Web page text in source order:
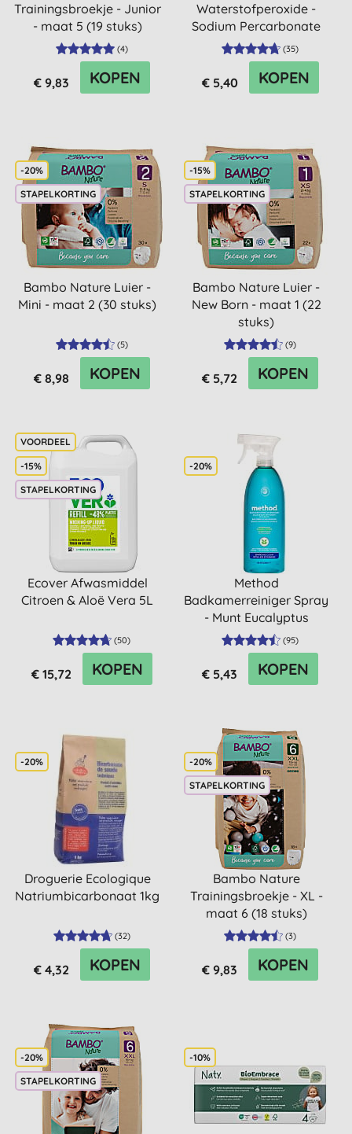
Trainingsbroekje - Junior
- maat 5 (19 stuks)
(4)
€ 9,83 KOPEN
Waterstofperoxide -
Sodium Percarbonate
1KG
(35)
€ 5,40 KOPEN
-20%
STAPELKORTING
Bambo Nature Luier -
Mini - maat 2 (30 stuks)
(5)
€ 8,98 KOPEN
-15%
STAPELKORTING
Bambo Nature Luier -
New Born - maat 1 (22
stuks)
(9)
€ 5,72 KOPEN
-15%
STAPELKORTING
Ecover Afwasmiddel
Citroen & Aloë Vera 5L
(50)
€ 15,72 KOPEN
-20%
Method
Badkamerreiniger Spray
- Munt Eucalyptus
(828ml) (95)
€ 5,43 KOPEN
-20%
Droguerie Ecologique
Natriumbicarbonaat 1kg
(32)
€ 4,32 KOPEN
-20%
STAPELKORTING
Bambo Nature
Trainingsbroekje - XL -
maat 6 (18 stuks)
(3)
€ 9,83 KOPEN
-20%
STAPELKORTING
-10%